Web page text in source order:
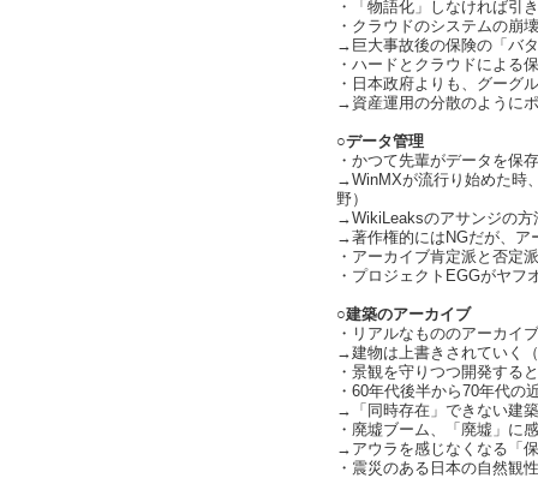
・「物語化」しなければ引
・クラウドのシステムの崩
→巨大事故後の保険の「バ
・ハードとクラウドによる
・日本政府よりも、グーグ
→資産運用の分散のように
○データ管理
・かつて先輩がデータを保
→WinMXが流行り始めた時
野）
→WikiLeaksのアサンジの方
→著作権的にはNGだが、ア
・アーカイブ肯定派と否定
・プロジェクトEGGがヤフ
○建築のアーカイブ
・リアルなもののアーカイ
→建物は上書きされていく
・景観を守りつつ開発する
・60年代後半から70年代の
→「同時存在」できない建
・廃墟ブーム、「廃墟」に
→アウラを感じなくなる「
・震災のある日本の自然観